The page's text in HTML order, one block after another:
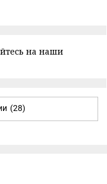
на наши
(28)